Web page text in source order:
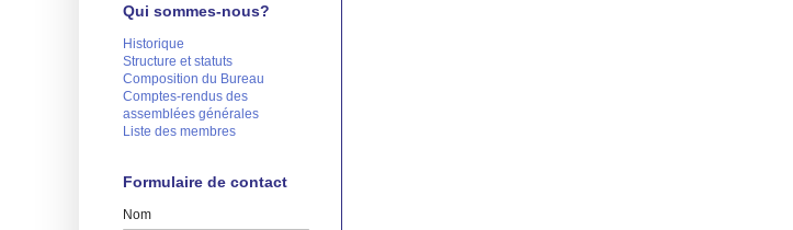
Qui sommes-nous?
Historique
Structure et statuts
Composition du Bureau
Comptes-rendus des
assemblées générales
Liste des membres
Formulaire de contact
Nom